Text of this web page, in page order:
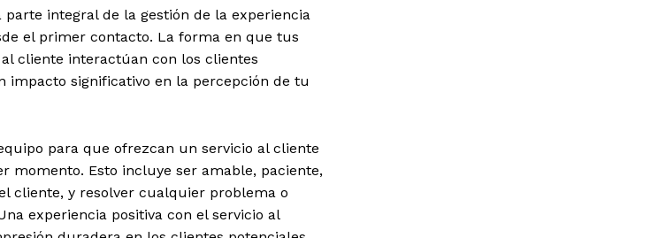
parte integral de la gestión de la experiencia
el primer contacto. La forma en que tus
cliente interactúan con los clientes
impacto significativo en la percepción de tu
para que ofrezcan un servicio al cliente
momento. Esto incluye ser amable, paciente,
cliente, y resolver cualquier problema o
experiencia positiva con el servicio al